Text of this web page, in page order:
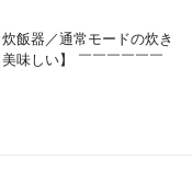
飯器／通常モードの炊き
味しい】 ￣￣￣￣￣￣